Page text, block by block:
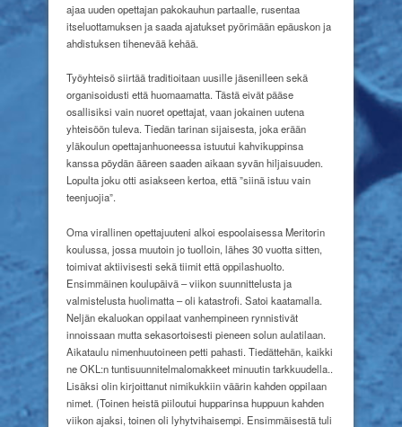
ajaa uuden opettajan pakokauhun partaalle, rusentaa
itseluottamuksen ja saada ajatukset pyörimään epäuskon ja
ahdistuksen tihenevää kehää.
Työyhteisö siirtää traditioitaan uusille jäsenilleen sekä
organisoidusti että huomaamatta. Tästä eivät pääse
osallisiksi vain nuoret opettajat, vaan jokainen uutena
yhteisöön tuleva. Tiedän tarinan sijaisesta, joka erään
yläkoulun opettajanhuoneessa istuutui kahvikuppinsa
kanssa pöydän ääreen saaden aikaan syvän hiljaisuuden.
Lopulta joku otti asiakseen kertoa, että ”siinä istuu vain
teenjuojia”.
Oma virallinen opettajuuteni alkoi espoolaisessa Meritorin
koulussa, jossa muutoin jo tuolloin, lähes 30 vuotta sitten,
toimivat aktiivisesti sekä tiimit että oppilashuolto.
Ensimmäinen koulupäivä – viikon suunnittelusta ja
valmistelusta huolimatta – oli katastrofi. Satoi kaatamalla.
Neljän ekaluokan oppilaat vanhempineen rynnistivät
innoissaan mutta sekasortoisesti pieneen solun aulatilaan.
Aikataulu nimenhuutoineen petti pahasti. Tiedättehän, kaikki
ne OKL:n tuntisuunnitelmalomakkeet minuutin tarkkuudella..
Lisäksi olin kirjoittanut nimikukkiin väärin kahden oppilaan
nimet. (Toinen heistä piiloutui hupparinsa huppuun kahden
viikon ajaksi, toinen oli lyhytvihaisempi. Ensimmäisestä tuli